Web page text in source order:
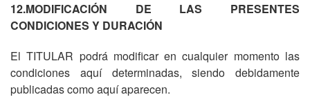
12.MODIFICACIÓN DE LAS PRESENTES
CONDICIONES Y DURACIÓN
El TITULAR podrá modificar en cualquier momento las
condiciones aquí determinadas, siendo debidamente
publicadas como aquí aparecen.